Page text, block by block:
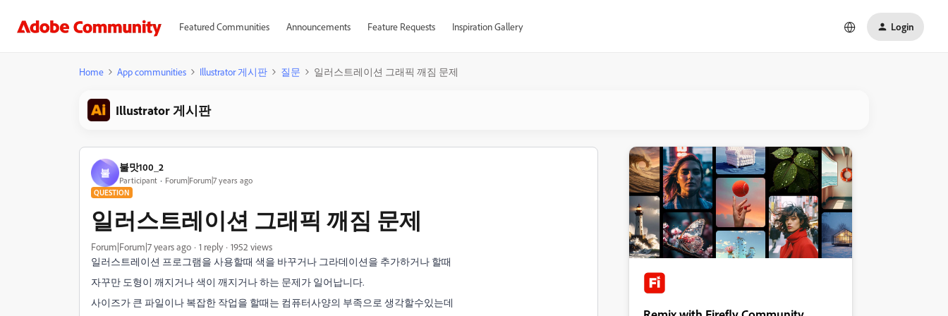
Featured Communities Announcements Feature Requests Inspiration Gallery Login
Home App communities Illustrator 게시판 질문 일러스트레이션 그래픽 깨짐 문제
Illustrator 게시판
불 불맛100_2
Participant Forum|Forum|7 years ago
QUESTION
일러스트레이션 그래픽 깨짐 문제
Forum|Forum|7 years ago 1 reply
1952 views
일러스트레이션 프로그램을 사용할때 색을 바꾸거나 그라데이션을 추가하거나 할때
자꾸만 도형이 깨지거나 색이 깨지거나 하는 문제가 일어납니다.
사이즈가 큰 파일이나 복잡한 작업을 할때는 컴퓨터사양의 부족으로 생각할수있는데